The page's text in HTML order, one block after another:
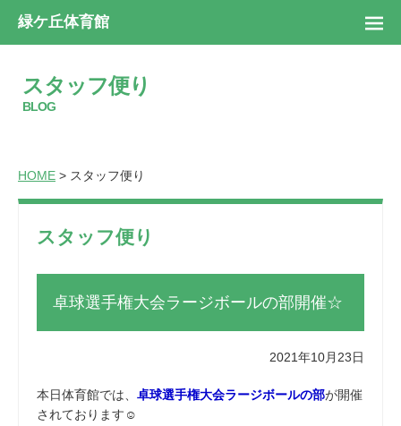
緑ケ丘体育館
スタッフ便り
BLOG
HOME > スタッフ便り
スタッフ便り
卓球選手権大会ラージボールの部開催☆
2021年10月23日
本日体育館では、 卓球選手権大会ラージボールの部が開催
されております☺